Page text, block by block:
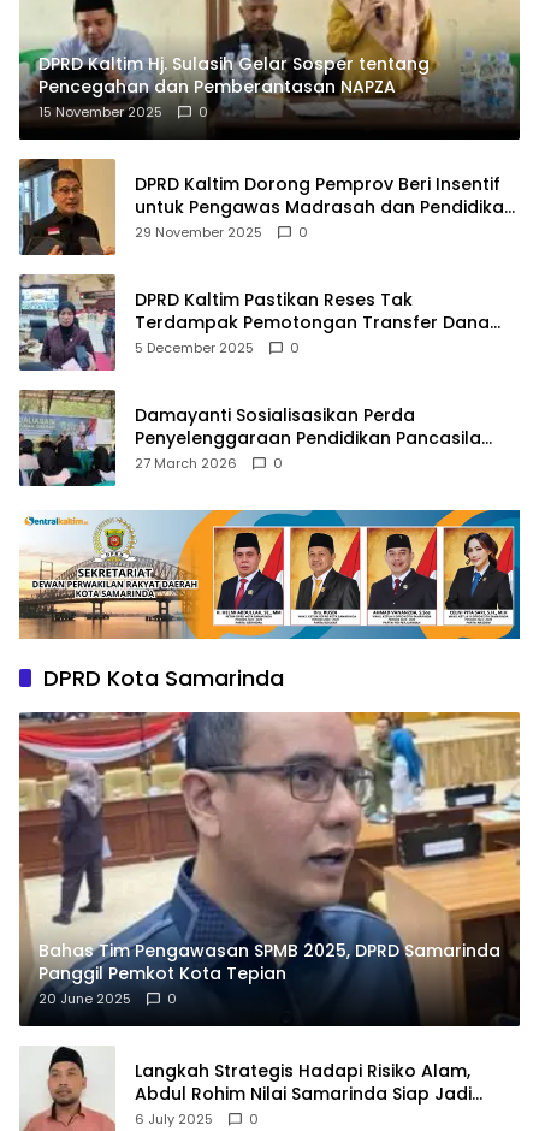
DPRD Kaltim Hj. Sulasih Gelar Sosper tentang
Pencegahan dan Pemberantasan NAPZA
15 November 2025 0
DPRD Kaltim Dorong Pemprov Beri Insentif
untuk Pengawas Madrasah dan Pendidikan
Agama
29 November 2025 0
DPRD Kaltim Pastikan Reses Tak
Terdampak Pemotongan Transfer Dana
Pusat
5 December 2025 0
Damayanti Sosialisasikan Perda
Penyelenggaraan Pendidikan Pancasila
dan Wawasan Kebangsaan
27 March 2026 0
DPRD Kota Samarinda
Bahas Tim Pengawasan SPMB 2025, DPRD Samarinda
Panggil Pemkot Kota Tepian
20 June 2025 0
Langkah Strategis Hadapi Risiko Alam,
Abdul Rohim Nilai Samarinda Siap Jadi
Pusat Logistik Bencana Kalimantan
6 July 2025 0